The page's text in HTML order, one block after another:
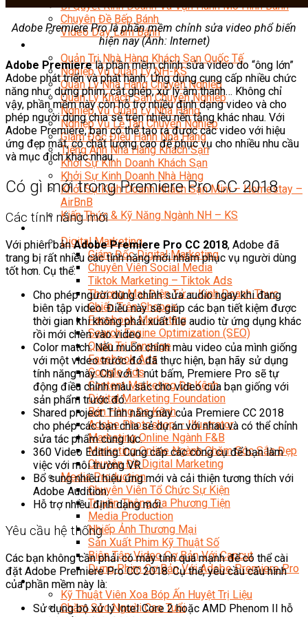
Bí Quyết Kinh Doanh Và Vận Hành Mô Hình Bánh
Chuyên Đề Bếp Bánh
Video Dạy Làm Bánh
Quản Trị NHKS
Quản Trị Nhà Hàng Khách Sạn Quốc Tế
Nghiệp Vụ Quản Lý NH-KS
Quản Lý Nhà Hàng Chuyên Nghiệp
Quản Lý Khách Sạn Chuyên Nghiệp
Nghiệp Vụ Quản Lý Nhà Hàng
Nghiệp Vụ Lễ Tân Chuyên Nghiệp
Giám Đốc Điều Hành Nhà Hàng
Tiếng Anh Nhà Hàng Khách Sạn
Khởi Sự Kinh Doanh Khách Sạn
Khởi Sự Kinh Doanh Nhà Hàng
Khởi Sự Kinh Doanh Khách Sạn Mini – Homestay –
AirBnB
Kiến Thức & Kỹ Năng Ngành NH – KS
Marketing
Digital Marketing
Giám Đốc Digital Marketing
Chuyên Viên Social Media
Tiktok Marketing – Tiktok Ads
Thương Mại Điện Tử – Kinh Doanh Thực
Chiến Trên Shopee
Facebook Marketing
Search Engine Optimization (SEO)
Quản Trị Fanpage
Facebook Ads
Google Ads
Content Marketing Đa Kênh
Digital Marketing Foundation
Bán Hàng Đa Kênh
Adobe Photoshop – Illustrator
Marketing Online Ngành F&B
Marketing Online Ngành Chăm Sóc Sắc Đẹp
Chuyên Đề Digital Marketing
Media Production
Chuyên Viên Tổ Chức Sự Kiện
Truyền Thông Đa Phương Tiện
Media Production
Nhiếp Ảnh Thương Mại
Sản Xuất Phim Kỹ Thuật Số
Biên Tập Video Cơ Bản Với Capcut
Dựng Phim Cơ Bản Với Adobe Premiere Pro
Sức Khỏe
Kỹ Thuật Viên Xoa Bóp Ấn Huyệt Trị Liệu
Chăm Sóc Người Cao Tuổi
Adobe Premiere Pro là phần mềm chỉnh sửa video phổ biến
hiện nay (Ảnh: Internet)
Adobe Premierelà phần mềm chỉnh sửa video do “ông lớn”
Adobe phát triển và phát hành. Ứng dụng cung cấp nhiều chức
năng như: dựng phim, cắt ghép, xử lý âm thanh… Không chỉ
vậy, phần mềm này còn hỗ trợ nhiều định dạng video và cho
phép người dùng chia sẻ trên nhiều nền tảng khác nhau. Với
Adobe Premiere, bạn có thể tạo ra được các video với hiệu
ứng đẹp mắt, có chất lượng cao để phục vụ cho nhiều nhu cầu
và mục đích khác nhau.
Có gì mới trong Premiere Pro CC 2018
Các tính năng mới
Với phiên bảnAdobe Premiere Pro CC 2018, Adobe đã
trang bị rất nhiều các tính năng mới nhằm phục vụ người dùng
tốt hơn. Cụ thể:
Cho phép người dùng chỉnh sửa audio ngay khi đang
biên tập video. Điều này sẽ giúp các bạn tiết kiệm được
thời gian khi không phải xuất file audio từ ứng dụng khác
rồi mới chèn vào video.
Color match: Nếu muốn chỉnh màu video của mình giống
với một video trước đó đã thực hiện, bạn hãy sử dụng
tính năng này. Chỉ với 1 nút bấm, Premiere Pro sẽ tự
động điều chỉnh màu sắc cho video của bạn giống với
sản phẩm trước đó.
Shared project: Tính năng này của Premiere CC 2018
cho phép các bạn chia sẻ dự án với nhau và có thể chỉnh
sửa tác phẩm cùng lúc.
360 Video Editing: Cung cấp các công cụ để bạn làm
việc với môi trường VR.
Bổ sung nhiều hiệu ứng mới và cải thiện tương thích với
Adobe Audition.
Hỗ trợ nhiều định dạng mới.
Yêu cầu hệ thống
Các bạn không cần phải có máy tính quá mạnh để có thể cài
đặt Adobe Premiere Pro CC 2018. Cụ thể, yêu cầu cấu hình
của phần mềm này là:
Sử dụng bộ xử lý Intel Core 2 hoặc AMD Phenom II hỗ